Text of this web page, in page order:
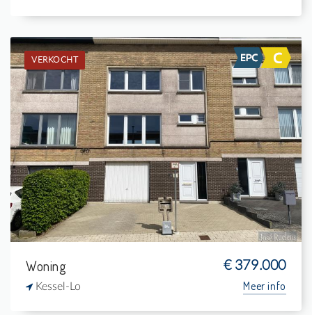
VERKOCHT
Verkocht: Bel-étage
3
-
155 m²
Woning € 379.000
Kessel-Lo Meer info